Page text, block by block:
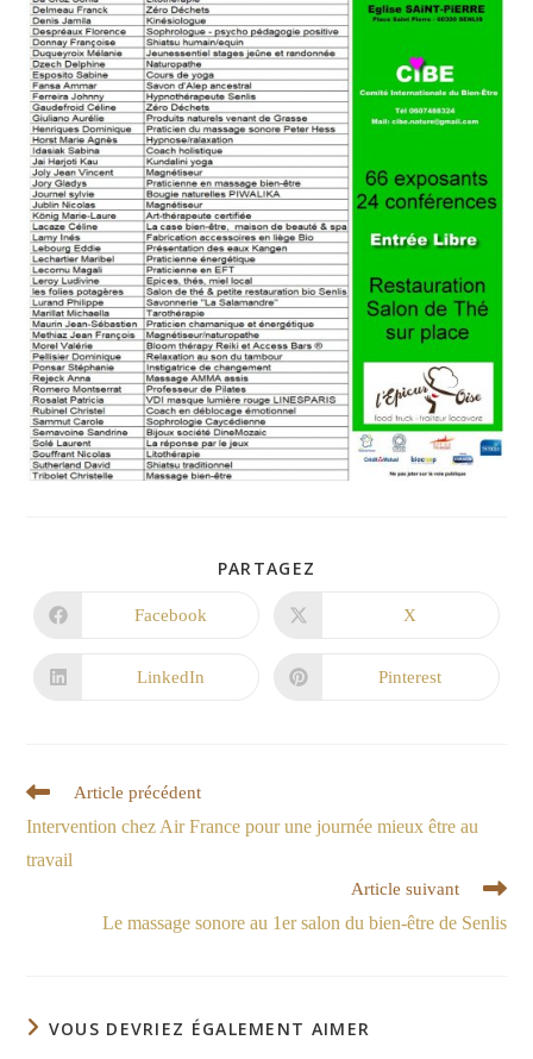
PARTAGEZ
Facebook X
LinkedIn Pinterest
Article précédent
Intervention chez Air France pour une journée mieux être au
travail
Article suivant
Le massage sonore au 1er salon du bien-être de Senlis
VOUS DEVRIEZ ÉGALEMENT AIMER